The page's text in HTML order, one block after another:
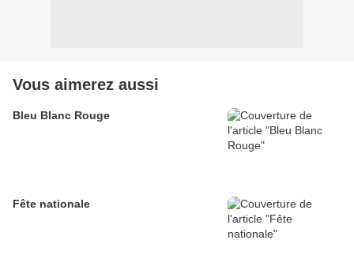
Vous aimerez aussi
Bleu Blanc Rouge
Fête nationale